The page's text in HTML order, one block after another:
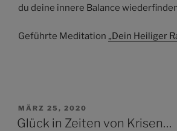
du deine innere Balance
Geführte Meditation „Dein Heiliger
VERÖFFENTLICHT
AM
MÄRZ 25, 2020
Glück in Zeiten von Krisen…